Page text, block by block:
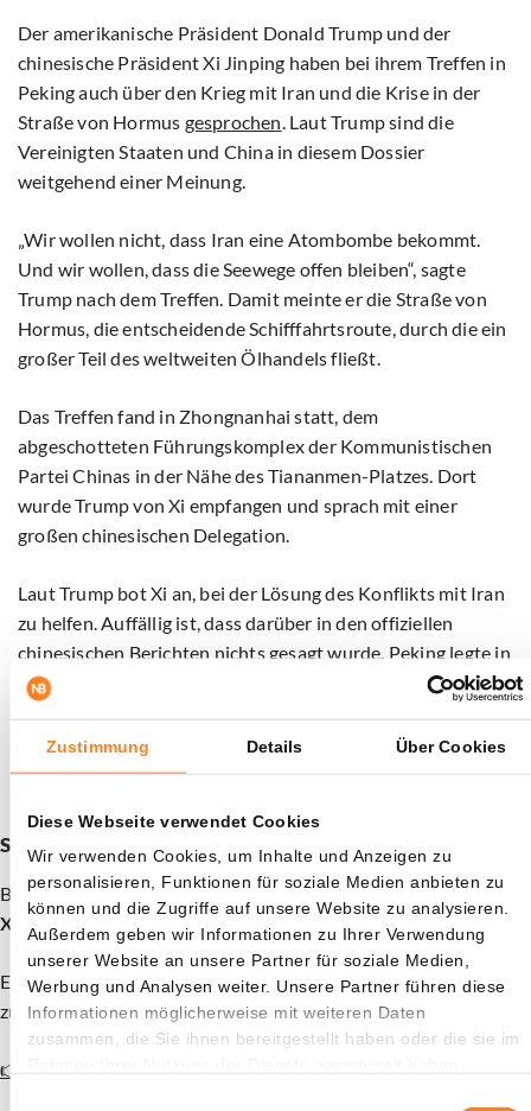
Zustimmung Details Über Cookies
Diese Webseite verwendet Cookies
Wir verwenden Cookies, um Inhalte und Anzeigen zu
personalisieren, Funktionen für soziale Medien anbieten zu
können und die Zugriffe auf unsere Website zu analysieren.
Außerdem geben wir Informationen zu Ihrer Verwendung
unserer Website an unsere Partner für soziale Medien,
Werbung und Analysen weiter. Unsere Partner führen diese
Informationen möglicherweise mit weiteren Daten
zusammen, die Sie ihnen bereitgestellt haben oder die sie im
Der amerikanische Präsident Donald Trump und der
chinesische Präsident Xi Jinping haben bei ihrem Treffen in
Peking auch über den Krieg mit Iran und die Krise in der
Straße von Hormus gesprochen. Laut Trump sind die
Vereinigten Staaten und China in diesem Dossier
weitgehend einer Meinung.
„Wir wollen nicht, dass Iran eine Atombombe bekommt.
Und wir wollen, dass die Seewege offen bleiben“, sagte
Trump nach dem Treffen. Damit meinte er die Straße von
Hormus, die entscheidende Schifffahrtsroute, durch die ein
großer Teil des weltweiten Ölhandels fließt.
Das Treffen fand in Zhongnanhai statt, dem
abgeschotteten Führungskomplex der Kommunistischen
Partei Chinas in der Nähe des Tiananmen-Platzes. Dort
wurde Trump von Xi empfangen und sprach mit einer
großen chinesischen Delegation.
Laut Trump bot Xi an, bei der Lösung des Konflikts mit Iran
zu helfen. Auffällig ist, dass darüber in den offiziellen
chinesischen Berichten nichts gesagt wurde. Peking legte in
seiner eigenen Darstellung den Schwerpunkt auf die
Wunsch, die Spannungen zwischen den beiden
Großmächten beherrschbar zu halten.
Schon deine 15 XRP als Willkommensbonus beansprucht?
Bitvavo in Zusammenarbeit mit Newsbit bietet dir aktuell 15
XRP als Geschenk
. Die Aktion ist nur für kurze Zeit gültig.
Eröffne ein Konto und zahle mindestens 30€ ein, um den Bonus
zu erhalten.
👉 Konto eröffnen und 15 XRP gratis erhalten